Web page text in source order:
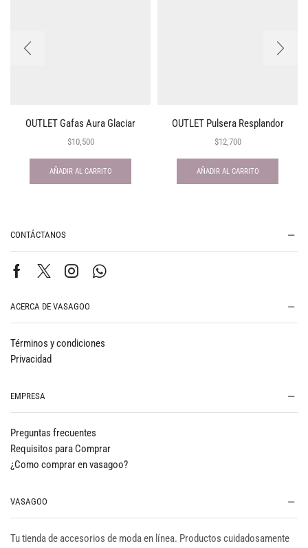
OUTLET Gafas Aura Glaciar
$10,500
AÑADIR AL CARRITO
OUTLET Pulsera Resplandor
$12,700
AÑADIR AL CARRITO
CONTÁCTANOS
ACERCA DE VASAGOO
Términos y condiciones
Privacidad
EMPRESA
Preguntas frecuentes
Requisitos para Comprar
¿Como comprar en vasagoo?
VASAGOO
Tu tienda de accesorios de moda en línea. Productos cuidadosamente